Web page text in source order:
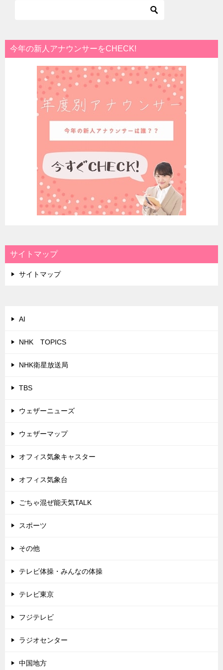
今年の新人アナウンサーをCHECK!
サイトマップ
サイトマップ
AI
NHK TOPICS
NHK衛星放送局
TBS
ウェザーニューズ
ウェザーマップ
オフィス気象キャスター
オフィス気象台
ごちゃ混ぜ能天気TALK
スポーツ
その他
テレビ体操・みんなの体操
テレビ東京
フジテレビ
ラジオセンター
中国地方